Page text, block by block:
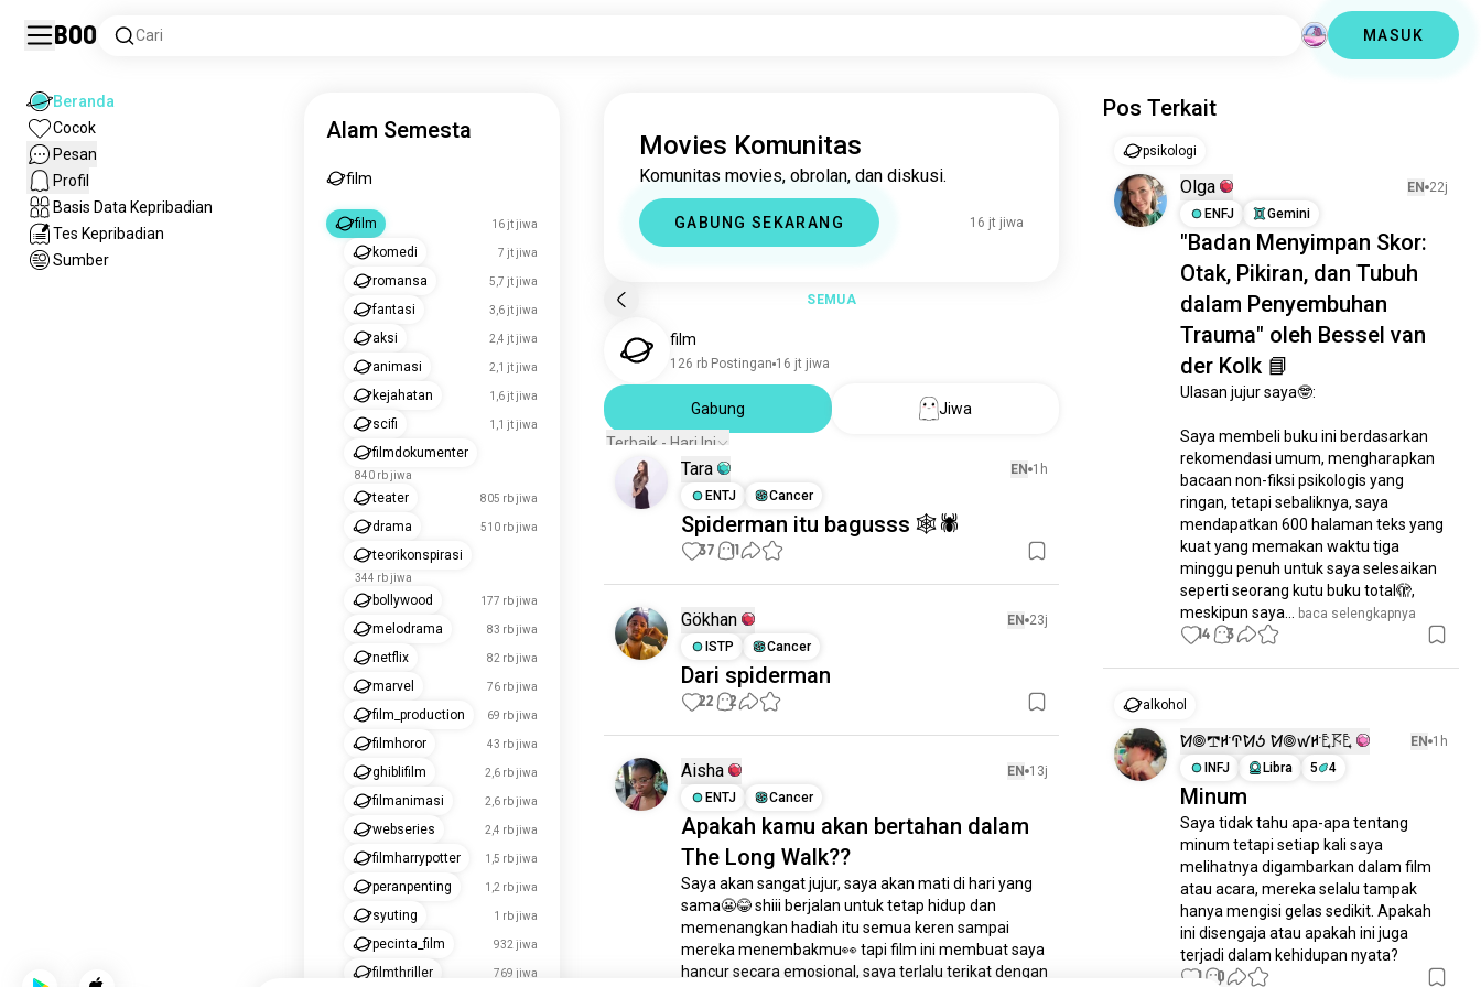
Boo Cari MASUK
Beranda
Cocok
Pesan
Profil
Basis Data Kepribadian
Tes Kepribadian
Sumber
Alam Semesta
film
film 16 jt jiwa
komedi 7 jt jiwa
romansa 5,7 jt jiwa
fantasi 3,6 jt jiwa
aksi 2,4 jt jiwa
animasi 2,1 jt jiwa
kejahatan 1,6 jt jiwa
scifi 1,1 jt jiwa
filmdokumenter
840 rb jiwa
teater 805 rb jiwa
drama 510 rb jiwa
teorikonspirasi
344 rb jiwa
bollywood 177 rb jiwa
melodrama 83 rb jiwa
netflix 82 rb jiwa
marvel 76 rb jiwa
film_production 69 rb jiwa
filmhoror 43 rb jiwa
ghiblifilm 2,6 rb jiwa
filmanimasi 2,6 rb jiwa
webseries 2,4 rb jiwa
filmharrypotter 1,5 rb jiwa
peranpenting 1,2 rb jiwa
syuting 1 rb jiwa
pecinta_film 932 jiwa
filmthriller 769 jiwa
Movies Komunitas
Komunitas movies, obrolan, dan diskusi.
GABUNG SEKARANG 16 jt jiwa
SEMUA
film
126 rb Postingan 16 jt jiwa
Gabung
Jiwa
Terbaik - Hari Ini
Tara EN 1h
ENTJ
Cancer
Spiderman itu bagusss 🕸️🕷️
37 11
Gökhan EN 23j
ISTP
Cancer
Dari spiderman
22 2
Aisha EN 13j
ENTJ
Cancer
Apakah kamu akan bertahan dalam
The Long Walk??
Saya akan sangat jujur, saya akan mati di hari yang
sama😬😂 shiii berjalan untuk tetap hidup dan
memenangkan hadiah itu semua keren sampai
mereka menembakmu👀 tapi film ini membuat saya
hancur secara emosional, saya terlalu terikat dengan
Pos Terkait
psikologi
Olga EN 22j
ENFJ
Gemini
"Badan Menyimpan Skor:
Otak, Pikiran, dan Tubuh
dalam Penyembuhan
Trauma" oleh Bessel van
der Kolk 📘
Ulasan jujur saya🤓:
Saya membeli buku ini berdasarkan
rekomendasi umum, mengharapkan
bacaan non-fiksi psikologis yang
ringan, tetapi sebaliknya, saya
mendapatkan 600 halaman teks yang
kuat yang memakan waktu tiga
minggu penuh untuk saya selesaikan
seperti seorang kutu buku total🫣,
meskipun saya...
baca selengkapnya
14 3
alkohol
ꛘ𖣠𖢧ꛅꛈꛘꚽ ꛘ𖣠ꛃꛅ𖤢𖦪𖤢 EN 1h
INFJ
Libra 5 4
Minum
Saya tidak tahu apa-apa tentang
minum tetapi setiap kali saya
melihatnya digambarkan dalam film
atau acara, mereka selalu tampak
hanya mengisi gelas sedikit. Apakah
ini disengaja atau apakah ini juga
terjadi dalam kehidupan nyata?
1 0